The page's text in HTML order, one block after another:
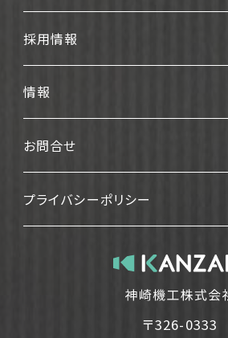
採用情報
情報
お問合せ
プライバシーポリシー
〒326-0333